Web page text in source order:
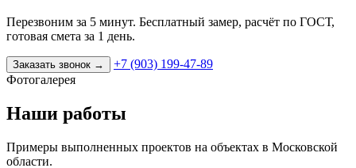
Перезвоним за 5 минут. Бесплатный замер, расчёт по ГОСТ,
готовая смета за 1 день.
Заказать звонок →
+7 (903) 199-47-89
Фотогалерея
Наши работы
Примеры выполненных проектов на объектах в Московской
области.